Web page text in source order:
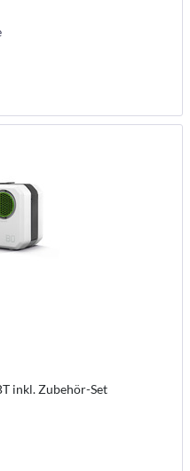
inkl. Zubehör-Set